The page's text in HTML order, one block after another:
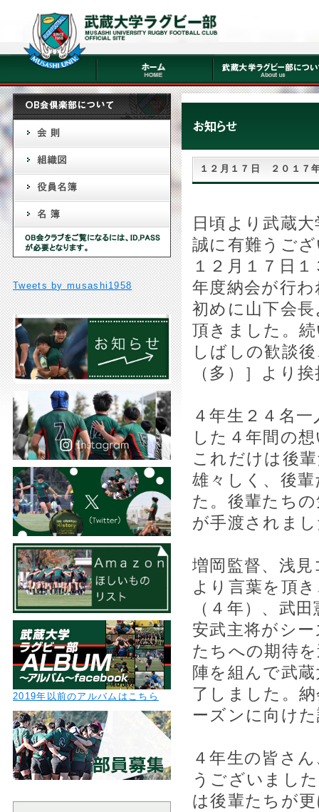
１２月１７日 ２０１７
日頃より武蔵
誠に有難うご
１２月１７日
年度納会が行
初めに山下会
頂きました。
しばしの歓談
（多）］より
４年生２４名
した４年間の
これだけは後
雄々しく、後
た。後輩たち
が手渡されま
増岡監督、浅
より言葉を頂
（４年）、武
安武主将がシ
たちへの期待
陣を組んで武
了しました。
ーズンに向け
４年生の皆さ
うございまし
は後輩たちが
Tweets by musashi1958
2019年以前のアルバムはこちら